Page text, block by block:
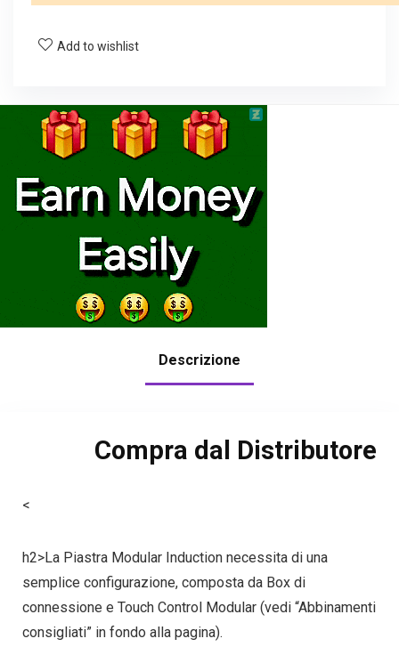
Add to wishlist
Descrizione
Compra dal Distributore
<
h2>La Piastra Modular Induction necessita di una
semplice configurazione, composta da Box di
connessione e Touch Control Modular (vedi “Abbinamenti
consigliati” in fondo alla pagina).